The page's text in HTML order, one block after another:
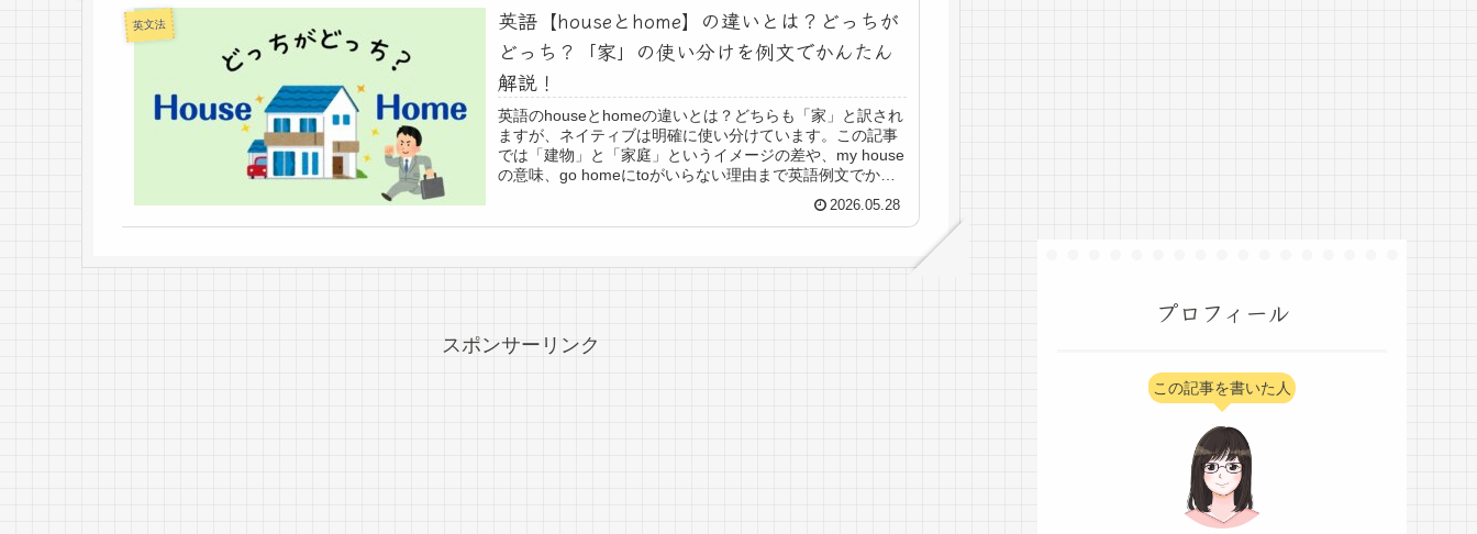
英文法
英語【houseとhome】の違いとは？どっちが
どっち？「家」の使い分けを例文でかんたん
解説！
英語のhouseとhomeの違いとは？どちらも「家」と訳され
ますが、ネイティブは明確に使い分けています。この記事
では「建物」と「家庭」というイメージの差や、my house
の意味、go homeにtoがいらない理由まで英語例文でかん
2026.05.28
スポンサーリンク
プロフィール
この記事を書いた人